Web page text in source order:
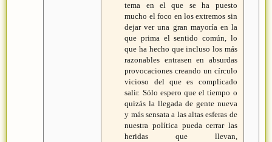
tema en el que se ha puesto
mucho el foco en los extremos sin
dejar ver una gran mayoría en la
que prima el sentido común, lo
que ha hecho que incluso los más
razonables entrasen en absurdas
provocaciones creando un círculo
vicioso del que es complicado
salir. Sólo espero que el tiempo o
quizás la llegada de gente nueva
y más sensata a las altas esferas de
nuestra política pueda cerrar las
heridas que llevan,